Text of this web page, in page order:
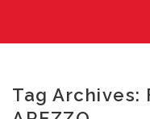
Legno
Porte
ARREDI SU MISURA
Tag Archives: